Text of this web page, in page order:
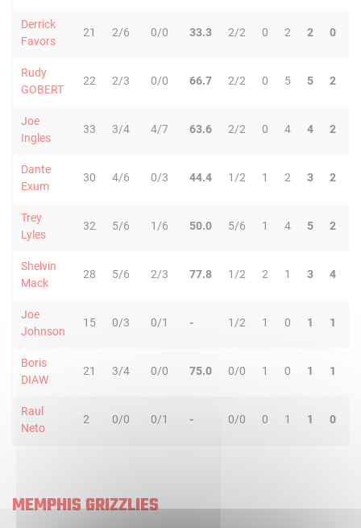
Derrick
Favors
21 2/6 0/0 33.3 2/2 0 2 2 0
Rudy
GOBERT
22 2/3 0/0 66.7 2/2 0 5 5 2
Joe
Ingles
33 3/4 4/7 63.6 2/2 0 4 4 2
Dante
Exum
30 4/6 0/3 44.4 1/2 1 2 3 2
Trey
Lyles
32 5/6 1/6 50.0 5/6 1 4 5 2
Shelvin
Mack
28 5/6 2/3 77.8 1/2 2 1 3 4
Joe
Johnson
15 0/3 0/1 - 1/2 1 0 1 1
Boris
DIAW
21 3/4 0/0 75.0 0/0 1 0 1 1
Raul
Neto
2 0/0 0/1 - 0/0 0 1 1 0
MEMPHIS GRIZZLIES